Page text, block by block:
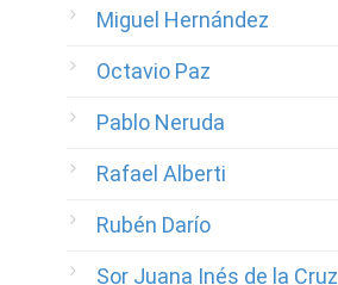
Miguel Hernández
Octavio Paz
Pablo Neruda
Rafael Alberti
Rubén Darío
Sor Juana Inés de la Cruz